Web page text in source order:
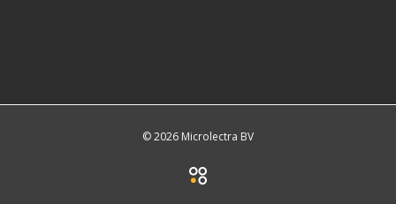
© 2026 Microlectra BV